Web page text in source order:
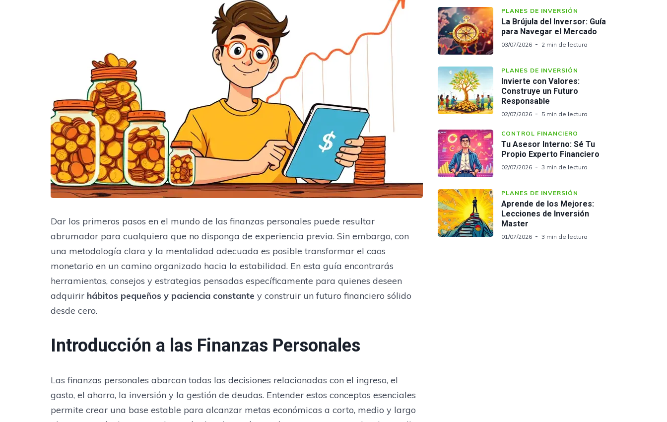
Dar los primeros pasos en el mundo de las finanzas personales puede resultar
abrumador para cualquiera que no disponga de experiencia previa. Sin embargo, con
una metodología clara y la mentalidad adecuada es posible transformar el caos
monetario en un camino organizado hacia la estabilidad. En esta guía encontrarás
herramientas, consejos y estrategias pensadas específicamente para quienes deseen
adquirir hábitos pequeños y paciencia constante y construir un futuro financiero sólido
desde cero.
Introducción a las Finanzas Personales
Las finanzas personales abarcan todas las decisiones relacionadas con el ingreso, el
gasto, el ahorro, la inversión y la gestión de deudas. Entender estos conceptos esenciales
permite crear una base estable para alcanzar metas económicas a corto, medio y largo
PLANES DE INVERSIÓN
La Brújula del Inversor: Guía
para Navegar el Mercado
03/07/2026 2 min de lectura
PLANES DE INVERSIÓN
Invierte con Valores:
Construye un Futuro
Responsable
02/07/2026 5 min de lectura
CONTROL FINANCIERO
Tu Asesor Interno: Sé Tu
Propio Experto Financiero
02/07/2026 3 min de lectura
PLANES DE INVERSIÓN
Aprende de los Mejores:
Lecciones de Inversión
Master
01/07/2026 3 min de lectura